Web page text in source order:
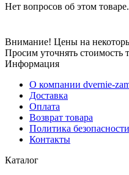
Нет вопросов об этом товаре.
Внимание! Цены на
Просим уточнять стоимость
Информация
О компании dvernie-
Доставка
Оплата
Возврат товара
Политика безопасности
Контакты
Каталог